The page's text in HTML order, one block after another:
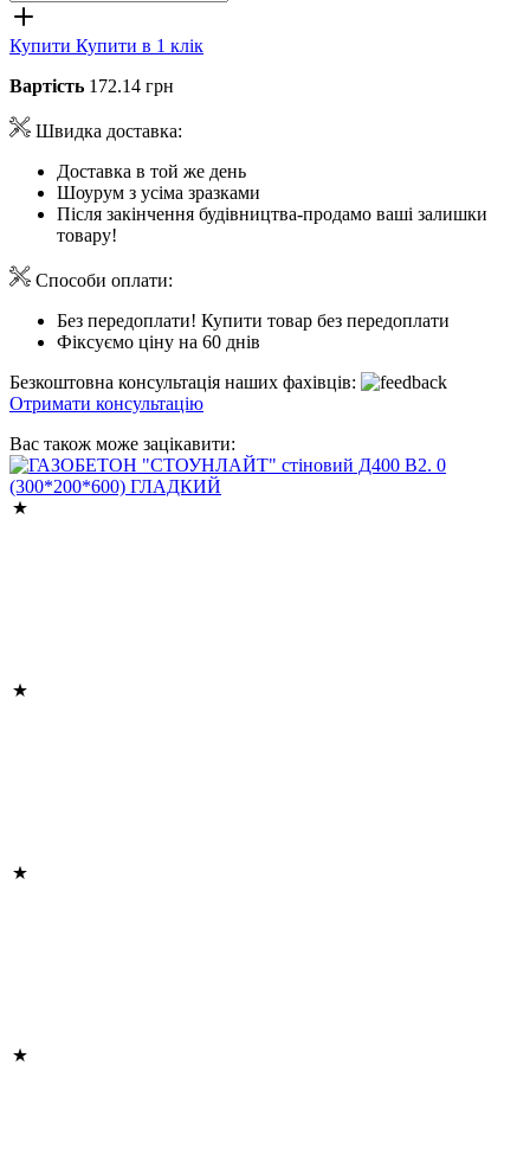
Купити Купити в 1 клік
Вартість 172.14 грн
Швидка доставка:
Доставка в той же день
Шоурум з усіма зразками
Після закінчення будівництва-продамо ваші залишки
товару!
Способи оплати:
Без передоплати! Купити товар без передоплати
Фіксуємо ціну на 60 днів
Безкоштовна консультація наших фахівців:
Отримати консультацію
Вас також може зацікавити: